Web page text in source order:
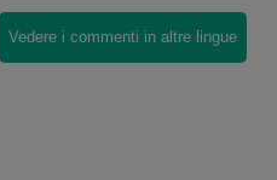
Vedere i commenti in altre lingue